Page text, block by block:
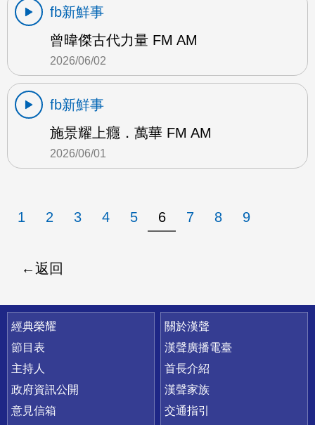
fb新鮮事
曾暐傑古代力量 FM AM
2026/06/02
fb新鮮事
施景耀上癮．萬華 FM AM
2026/06/01
1 2 3 4 5 6 7 8 9
返回
快速連結
經典榮耀
節目表
主持人
政府資訊公開
意見信箱
關於漢聲
漢聲廣播電臺
首長介紹
漢聲家族
交通指引